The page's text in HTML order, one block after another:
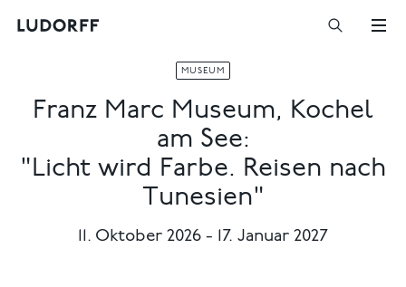
MUSEUM
Franz Marc Museum, Kochel
am See:
"Licht wird Farbe. Reisen nach
Tunesien"
11. Oktober 2026 - 17. Januar 2027